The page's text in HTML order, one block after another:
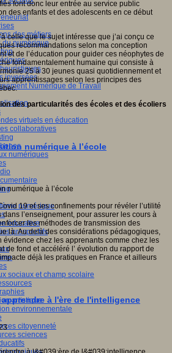
des métiers
du numérique
inversées
Numérique de Travail
virtuels en éducation
collaboratives
numériques
numérique
éducative
prospectifs
sociaux et champ scolaire
artistique
environnementale
citoyenneté
sciences
font donc leur entrée au service public
des enfants et des adolescents en ce début
celle que le sujet intéresse que j’ai conçu ce
recommandations selon ma conception
et de l’éducation pour guider ces néophytes de
fondamentalement humaine qui consiste à
25 à 30 jeunes quasi quotidiennement et
apprentissages selon les principes des
des particularités des écoles et des écoliers
numérique à l’école
19 et ses confinements pour révéler l’utilité
l’enseignement, pour assurer les cours à
les méthodes de transmission des
là. Au delà des considérations pédagogiques,
évidence chez les apprenants comme chez les
de fond et accéléré l’ évolution du rapport de
déjà les pratiques en France et ailleurs
à l'ère de l'intelligence